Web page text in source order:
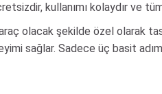
kullanımı kolaydır ve
olacak şekilde özel olarak
sağlar. Sadece üç basit